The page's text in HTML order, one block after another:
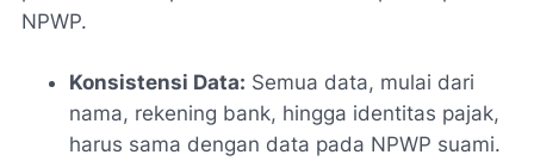
NPWP.
Konsistensi Data: Semua data, mulai dari
nama, rekening bank, hingga identitas pajak,
harus sama dengan data pada NPWP suami.